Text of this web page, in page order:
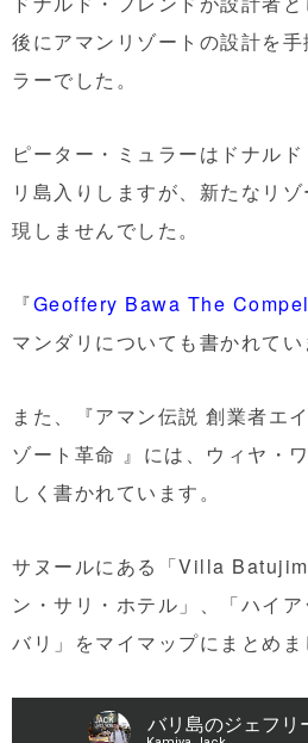
後にアマンリゾートの設計を
ラーでした。
ピーター・ミュラーはドナル
リ島入りしますが、新たなリ
現しませんでした。
『Geoffery Bawa The
マンダリについても書かれてい
また、『アマン伝説 創業者エ
ゾート革命 』には、ウィヤ・
しく書かれています。
サヌールにある「Villa
ン・サリ・ホテル」、「ハイ
バリ」をマイマップにまとめま